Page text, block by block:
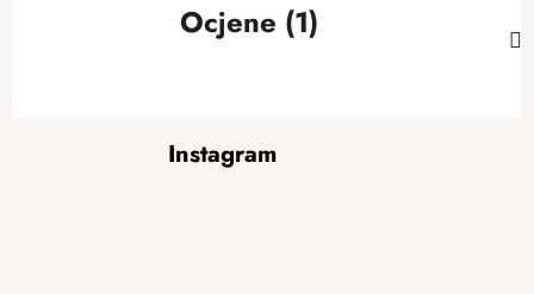
Ocjene (1)
Instagram